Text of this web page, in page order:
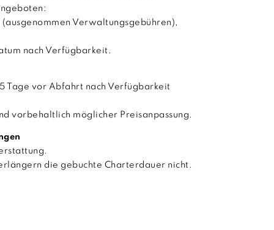
Verwaltungsgebühren),
nach Verfügbarkeit.
Tage vor Abfahrt nach Verfügbarkeit
vorbehaltlich möglicher Preisanpassung.
die gebuchte Charterdauer nicht.